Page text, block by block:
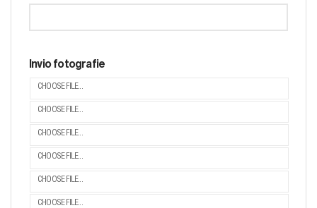
Invio fotografie
CHOOSE FILE...
CHOOSE FILE...
CHOOSE FILE...
CHOOSE FILE...
CHOOSE FILE...
CHOOSE FILE...